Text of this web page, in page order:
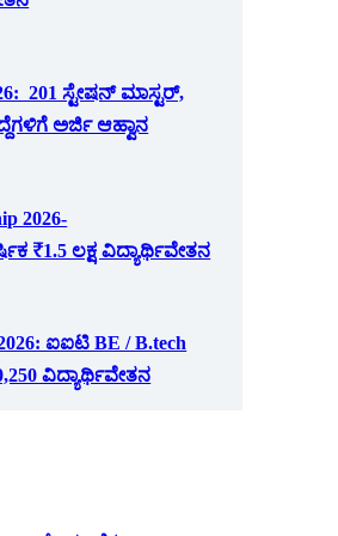
201 ಸ್ಟೇಷನ್ ಮಾಸ್ಟರ್,
ಅರ್ಜಿ ಆಹ್ವಾನ
2026-
₹1.5 ಲಕ್ಷ ವಿದ್ಯಾರ್ಥಿವೇತನ
ಐಐಟಿ BE / B.tech
ವಿದ್ಯಾರ್ಥಿವೇತನ